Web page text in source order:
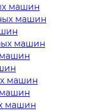
машин
машин
машин
машин
машин